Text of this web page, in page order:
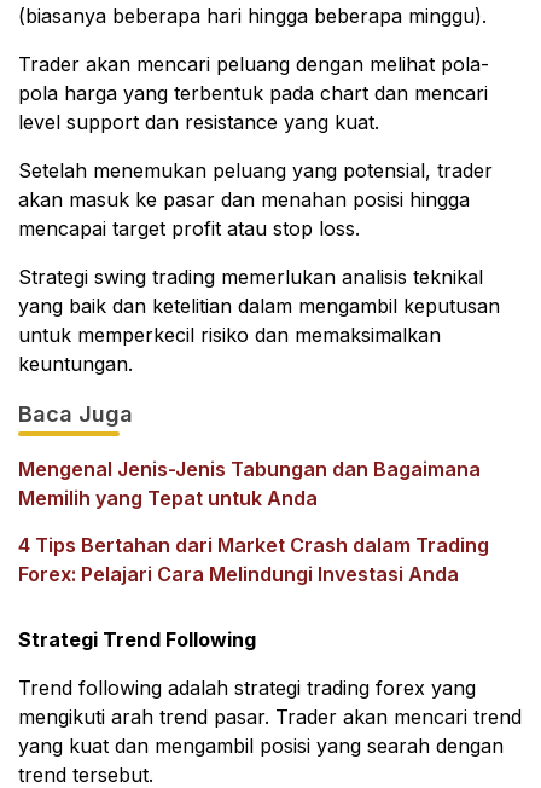
(biasanya beberapa hari hingga beberapa minggu).
Trader akan mencari peluang dengan melihat pola-
pola harga yang terbentuk pada chart dan mencari
level support dan resistance yang kuat.
Setelah menemukan peluang yang potensial, trader
akan masuk ke pasar dan menahan posisi hingga
mencapai target profit atau stop loss.
Strategi swing trading memerlukan analisis teknikal
yang baik dan ketelitian dalam mengambil keputusan
untuk memperkecil risiko dan memaksimalkan
keuntungan.
Baca Juga
Mengenal Jenis-Jenis Tabungan dan Bagaimana
Memilih yang Tepat untuk Anda
4 Tips Bertahan dari Market Crash dalam Trading
Forex: Pelajari Cara Melindungi Investasi Anda
Strategi Trend Following
Trend following adalah strategi trading forex yang
mengikuti arah trend pasar. Trader akan mencari trend
yang kuat dan mengambil posisi yang searah dengan
trend tersebut.